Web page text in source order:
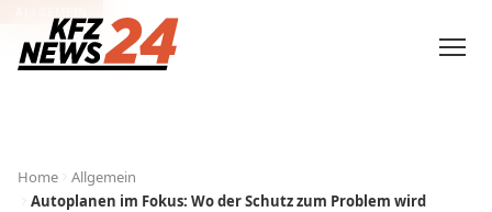
Home
Allgemein
Autoplanen im Fokus: Wo der Schutz zum Problem wird